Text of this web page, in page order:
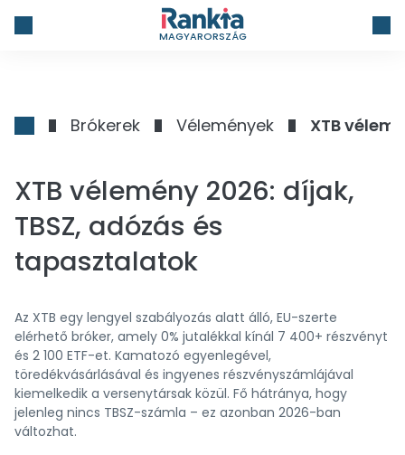
MAGYARORSZÁG
Brókerek Vélemények XTB
XTB vélemény 2026: díjak,
TBSZ, adózás és
tapasztalatok
Az XTB egy lengyel szabályozás alatt álló, EU-szerte
elérhető bróker, amely 0% jutalékkal kínál 7 400+ részvényt
és 2 100 ETF-et. Kamatozó egyenlegével,
töredékvásárlásával és ingyenes részvényszámlájával
kiemelkedik a versenytársak közül. Fő hátránya, hogy
jelenleg nincs TBSZ-számla – ez azonban 2026-ban
változhat.